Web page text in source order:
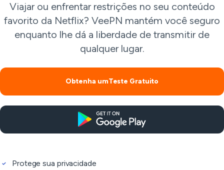
Viajar ou enfrentar restrições no seu conteúdo
favorito da Netflix? VeePN mantém você seguro
enquanto lhe dá a liberdade de transmitir de
qualquer lugar.
Obtenha umTeste Gratuito
Protege sua privacidade